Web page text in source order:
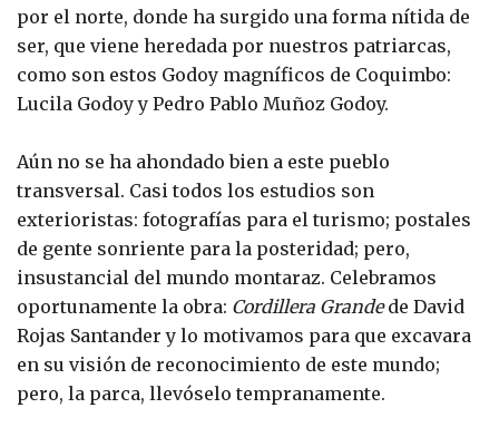
por el norte, donde ha surgido una forma nítida de
ser, que viene heredada por nuestros patriarcas,
como son estos Godoy magníficos de Coquimbo:
Lucila Godoy y Pedro Pablo Muñoz Godoy.
Aún no se ha ahondado bien a este pueblo
transversal. Casi todos los estudios son
exterioristas: fotografías para el turismo; postales
de gente sonriente para la posteridad; pero,
insustancial del mundo montaraz. Celebramos
oportunamente la obra: Cordillera Grandede David
Rojas Santander y lo motivamos para que excavara
en su visión de reconocimiento de este mundo;
pero, la parca, llevóselo tempranamente.